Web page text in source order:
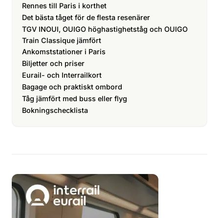
Rennes till Paris i korthet
Det bästa tåget för de flesta resenärer
TGV INOUI, OUIGO höghastighetståg och OUIGO
Train Classique jämfört
Ankomststationer i Paris
Biljetter och priser
Eurail- och Interrailkort
Bagage och praktiskt ombord
Tåg jämfört med buss eller flyg
Bokningschecklista